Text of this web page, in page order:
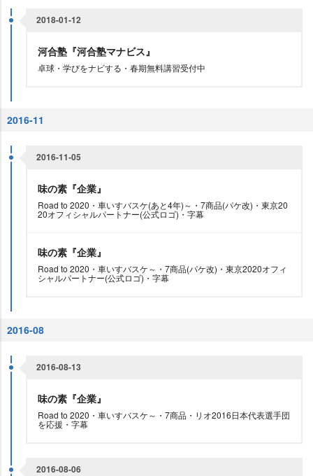
2018-01-12
河合塾『河合塾マナビス』
卓球・学びをナビする・春期無料講習受付中
2016-11
2016-11-05
味の素『企業』
Road to 2020・車いすバスケ(あと4年)～・7商品(パケ改)・東京20
20オフィシャルパートナー(公式ロゴ)・字幕
味の素『企業』
Road to 2020・車いすバスケ～・7商品(パケ改)・東京2020オフィ
シャルパートナー(公式ロゴ)・字幕
2016-08
2016-08-13
味の素『企業』
Road to 2020・車いすバスケ～・7商品・リオ2016日本代表選手団
を応援・字幕
2016-08-06